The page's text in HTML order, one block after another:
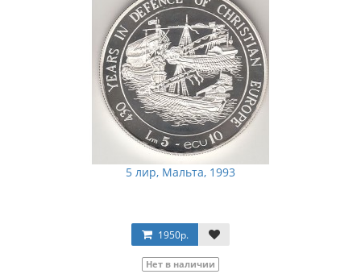
5 лир, Мальта, 1993
1950р.
Нет в наличии